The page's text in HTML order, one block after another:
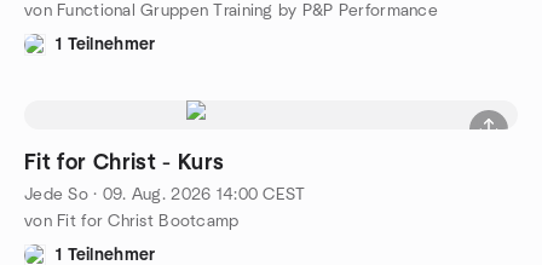
von Functional Gruppen Training by P&P Performance
1 Teilnehmer
Fit for Christ - Kurs
Jede So· 09. Aug. 2026 14:00 CEST
von Fit for Christ Bootcamp
1 Teilnehmer